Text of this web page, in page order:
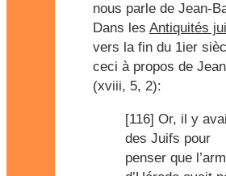
nous parle de Jean-
Dans les Antiquités
vers la fin du 1ier
ceci à propos de
(xviii, 5, 2):
[116] Or, il y
des Juifs pour
penser que